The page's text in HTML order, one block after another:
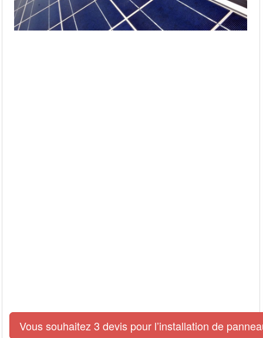
Vous souhaitez 3 devis pour l’installation de